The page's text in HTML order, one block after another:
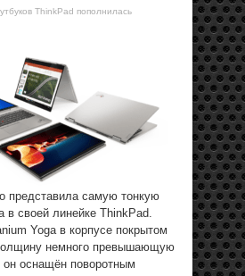
ThinkPad пополнилась
представила самую тонкую
в своей линейке ThinkPad.
Yoga в корпусе покрытом
немного превышающую
оснащён поворотным